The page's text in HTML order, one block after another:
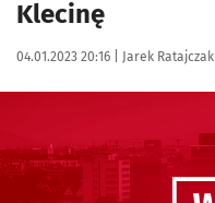
Klecinę
Data publikacji:
04.01.2023 20:16 | Autor:
Jarek Ratajczak